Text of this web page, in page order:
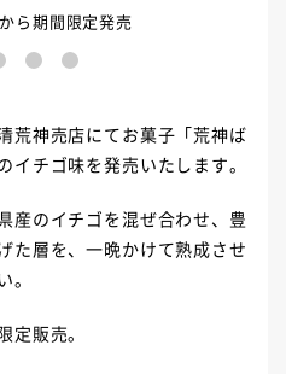
ら期間限定発売
4
荒神売店にてお菓子「荒神ば
チゴ味を発売いたします。
産のイチゴを混ぜ合わせ、豊
た層を、一晩かけて熟成させ
販売。